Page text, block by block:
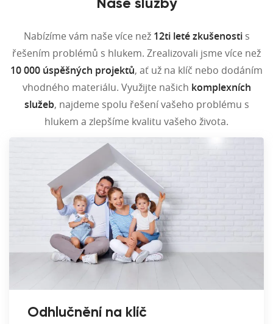
Naše služby
Nabízíme vám naše více než 12ti leté zkušenostis
řešením problémů s hlukem. Zrealizovali jsme více než
10 000 úspěšných projektů, ať už na klíč nebo dodáním
vhodného materiálu. Využijte našich komplexních
služeb, najdeme spolu řešení vašeho problému s
hlukem a zlepšíme kvalitu vašeho života.
Odhlučnění na klíč